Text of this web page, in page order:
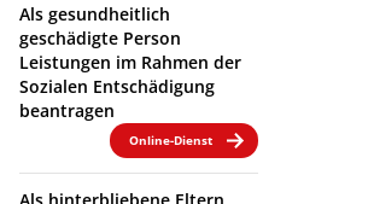
Als gesundheitlich
geschädigte Person
Leistungen im Rahmen der
Sozialen Entschädigung
beantragen
Online-Dienst